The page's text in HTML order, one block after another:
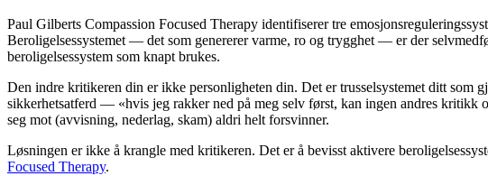
Paul Gilberts Compassion Focused Therapy identifiserer tre
Beroligelsessystemet — det som genererer varme, ro og trygghet — er der
beroligelsessystem som knapt brukes.
Den indre kritikeren din er ikke personligheten din. Det er trusselsystemet ditt som
sikkerhetsatferd — «hvis jeg rakker ned på meg selv først, kan ingen andres kritikk
seg mot (avvisning, nederlag, skam) aldri helt forsvinner.
Løsningen er ikke å krangle med kritikeren. Det er å bevisst aktivere
Focused Therapy.